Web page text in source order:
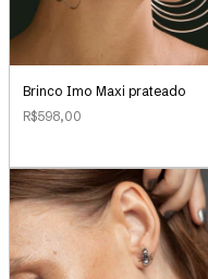
Brinco Imo Maxi prateado
R$598,00